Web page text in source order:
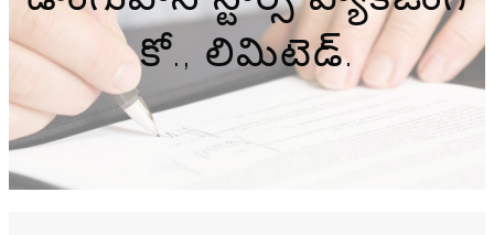
కో., లిమిటెడ్.